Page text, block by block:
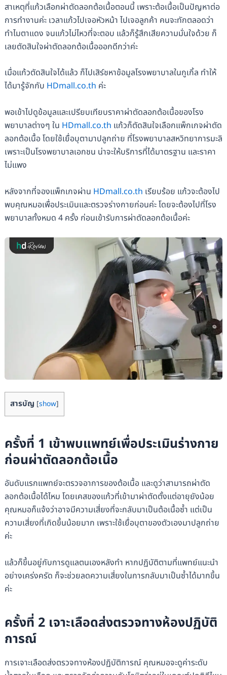
สาเหตุที่แก้วเลือกผ่าตัดลอกต้อเนื้อตอนนี้ เพราะต้อเนื้อเป็นปัญหาต่อ
การทำงานค่ะ เวลาแก้วไปเจอหัวหน้า ไปเจอลูกค้า คนจะทักตลอดว่า
ทำไมตาแดง จนแก้วไม่ไหวที่จะตอบ แล้วก็รู้สึกเสียความมั่นใจด้วย ก็
เลยตัดสินใจผ่าตัดลอกต้อเนื้อออกดีกว่าค่ะ
เมื่อแก้วตัดสินใจได้แล้ว ก็ไปเสิร์ชหาข้อมูลโรงพยาบาลในกูเกิ้ล ทำให้
ได้มารู้จักกับ HDmall.co.th ค่ะ
พอเข้าไปดูข้อมูลและเปรียบเทียบราคาผ่าตัดลอกต้อเนื้อของโรง
พยาบาลต่างๆ ใน HDmall.co.th แก้วก็ตัดสินใจเลือกแพ็กเกจผ่าตัด
ลอกต้อเนื้อ โดยใช้เยื่อบุตามาปลูกถ่าย ที่โรงพยาบาลสหวิทยาการมะลิ
เพราะเป็นโรงพยาบาลเอกชน น่าจะให้บริการที่ได้มาตรฐาน และราคา
ไม่แพง
หลังจากที่จองแพ็กเกจผ่าน HDmall.co.th เรียบร้อย แก้วจะต้องไป
พบคุณหมอเพื่อประเมินและตรวจร่างกายก่อนค่ะ โดยจะต้องไปที่โรง
พยาบาลทั้งหมด 4 ครั้ง ก่อนเข้ารับการผ่าตัดลอกต้อเนื้อค่ะ
สารบัญ [show]
ครั้งที่ 1 เข้าพบแพทย์เพื่อประเมินร่างกาย
ก่อนผ่าตัดลอกต้อเนื้อ
อันดับแรกแพทย์จะตรวจอาการของต้อเนื้อ และดูว่าสามารถผ่าตัด
ลอกต้อเนื้อได้ไหม โดยเคสของแก้วที่เข้ามาผ่าตัดตั้งแต่อายุยังน้อย
คุณหมอก็แจ้งว่าอาจมีความเสี่ยงที่จะกลับมาเป็นต้อเนื้อซ้ำ แต่เป็น
ความเสี่ยงที่เกิดขึ้นน้อยมาก เพราะใช้เยื่อบุตาของตัวเองมาปลูกถ่าย
ค่ะ
แล้วก็ขึ้นอยู่กับการดูแลตนเองหลังทำ หากปฏิบัติตามที่แพทย์แนะนำ
อย่างเคร่งครัด ก็จะช่วยลดความเสี่ยงในการกลับมาเป็นซ้ำได้มากขึ้น
ค่ะ
ครั้งที่ 2 เจาะเลือดส่งตรวจทางห้องปฏิบัติ
การณ์
การเจาะเลือดส่งตรวจทางห้องปฏิบัติการณ์ คุณหมอจะดูค่าระดับ